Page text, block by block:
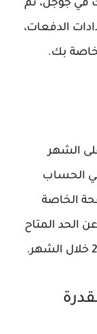
في جوجل، ثم
الدفعات،
بك.
الشهر
الحساب
الخاصة
الحد المتاح